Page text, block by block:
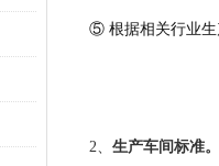
⑤ 根据相关行业生
2、 生产车间标准。